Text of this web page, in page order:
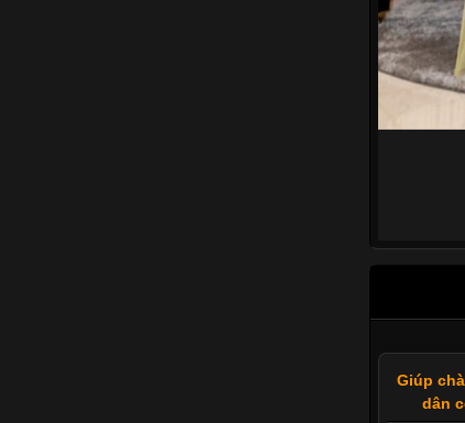
Giúp
dân